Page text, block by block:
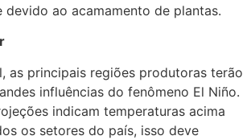
devido ao acamamento de plantas.
as principais regiões produtoras terão
influências do fenômeno El Niño.
indicam temperaturas acima
os setores do país, isso deve